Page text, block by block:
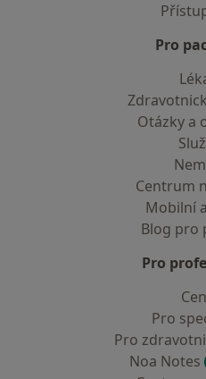
Pro
Otázky a
Centrum
Mobilní
Blog pro
Pro
Pro
Pro
Noa Notes